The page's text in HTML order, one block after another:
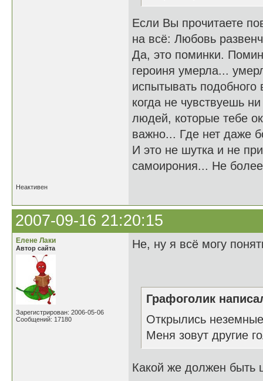
Если Вы прочитаете
на всё: Любовь
Да, это поминки.
героиня умерла...
испытывать
когда не чувствуешь
людей, которые тебе
важно... Где нет даже
И это не шутка и не
самоирония... Не
Неактивен
2007-09-16 21:20:15
Елене Лаки
Автор сайта
Зарегистрирован: 2006-05-06
Сообщений: 17180
Не, ну я всё могу
Графоголик
Открылись
Меня зовут другие
Какой же должен быть